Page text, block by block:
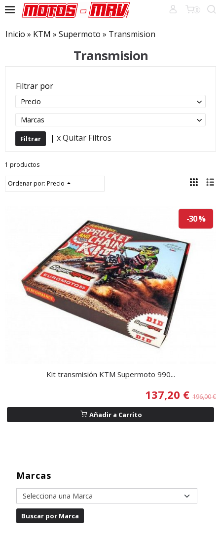
0
Marcas
Inicio » KTM » Supermoto » Transmision
Transmision
Filtrar por
Precio
Marcas
| x Quitar Filtros
1 productos
Ordenar por: Precio
-30 %
Kit transmisión KTM Supermoto 990...
137,20 € 196,00 €
Añadir a Carrito